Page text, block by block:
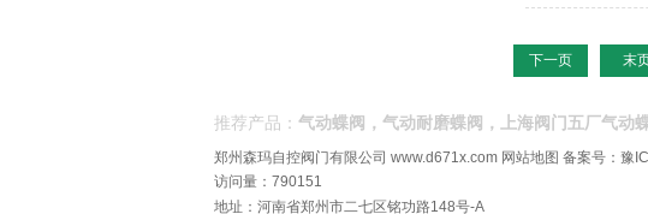
下一页 末
推荐产品： 气动蝶阀，气动耐磨蝶阀，上海阀门五厂气动
郑州森玛自控阀门有限公司 www.d671x.com 网站地图 备案号： 豫
访问量：790151
地址：河南省郑州市二七区铭功路148号-A